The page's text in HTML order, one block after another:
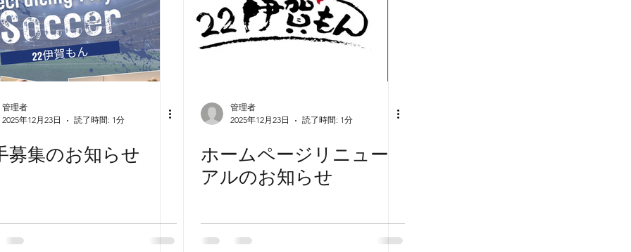
管理者
2025年12月23日
読了時間: 1分
募集のお知らせ
管理者
2025年12月23日
読了時間: 1分
ホームページリニュー
アルのお知らせ